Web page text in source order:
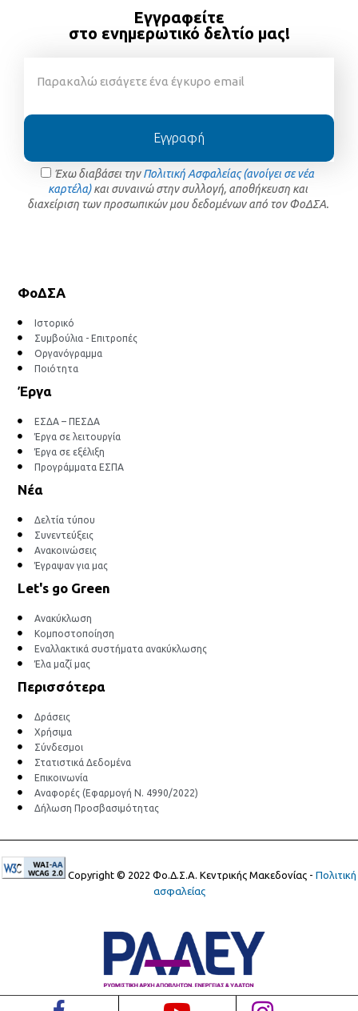
Εγγραφείτε
στο ενημερωτικό δελτίο μας!
Έχω διαβάσει τηνΠολιτική Ασφαλείας (ανοίγει σε νέα
καρτέλα)και συναινώ στην συλλογή, αποθήκευση και
διαχείριση των προσωπικών μου δεδομένων από τον ΦοΔΣΑ.
Εγγραφή
ΦοΔΣΑ
Ιστορικό
Συμβούλια - Επιτροπές
Οργανόγραμμα
Ποιότητα
Έργα
ΕΣΔΑ – ΠΕΣΔΑ
Έργα σε λειτουργία
Έργα σε εξέλιξη
Προγράμματα ΕΣΠΑ
Νέα
Δελτία τύπου
Συνεντεύξεις
Ανακοινώσεις
Έγραψαν για μας
Let's go Green
Ανακύκλωση
Κομποστοποίηση
Εναλλακτικά συστήματα ανακύκλωσης
Έλα μαζί μας
Περισσότερα
Δράσεις
Χρήσιμα
Σύνδεσμοι
Στατιστικά Δεδομένα
Επικοινωνία
Αναφορές (Εφαρμογή Ν. 4990/2022)
Δήλωση Προσβασιμότητας
Copyright © 2022 Φο.Δ.Σ.Α. Κεντρικής Μακεδονίας - Πολιτική
ασφαλείας